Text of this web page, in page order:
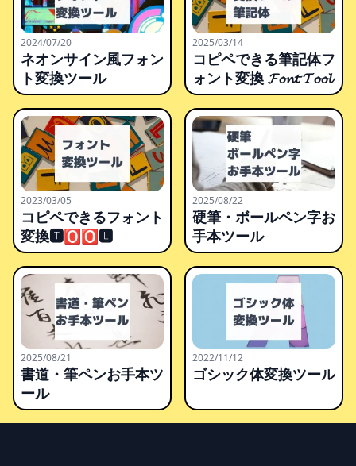
2024/07/20
ネオンサイン風フォン
ト変換ツール
2025/03/14
コピペできる筆記体フ
ォント変換 𝓕𝓸𝓷𝓽 𝓣𝓸𝓸𝓵
2023/03/05
コピペできるフォント
変換🆃🅾🅾🅻
2025/08/22
硬筆・ボールペン字お
手本ツール
2025/08/21
書道・筆ペンお手本ツ
ール
2022/11/12
ゴシック体変換ツール